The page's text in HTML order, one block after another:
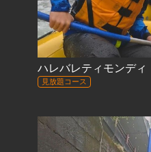
見放題コース